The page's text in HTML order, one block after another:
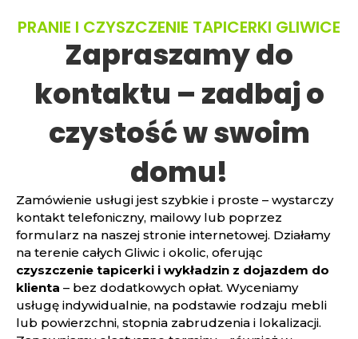
PRANIE I CZYSZCZENIE TAPICERKI GLIWICE
Zapraszamy do
kontaktu – zadbaj o
czystość w swoim
domu!
Zamówienie usługi jest szybkie i proste – wystarczy
kontakt telefoniczny, mailowy lub poprzez
formularz na naszej stronie internetowej. Działamy
na terenie całych Gliwic i okolic, oferując
czyszczenie tapicerki i wykładzin z dojazdem do
klienta – bez dodatkowych opłat. Wyceniamy
usługę indywidualnie, na podstawie rodzaju mebli
lub powierzchni, stopnia zabrudzenia i lokalizacji.